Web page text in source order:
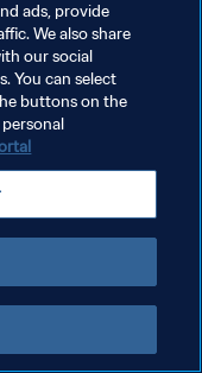
ads, provide
We also share
our social
You can select
buttons on the